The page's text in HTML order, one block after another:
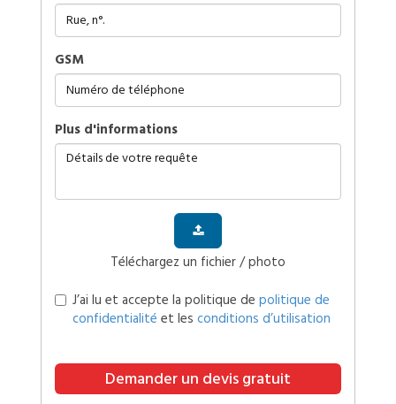
GSM
plus d'informations
Téléchargez un fichier / photo
J’ai lu et accepte la politique de politique de
confidentialité et les conditions d’utilisation
Demander un devis gratuit